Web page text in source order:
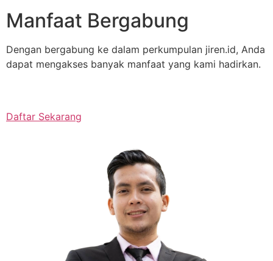
Manfaat Bergabung
Dengan bergabung ke dalam perkumpulan jiren.id, Anda
dapat mengakses banyak manfaat yang kami hadirkan.
Daftar Sekarang